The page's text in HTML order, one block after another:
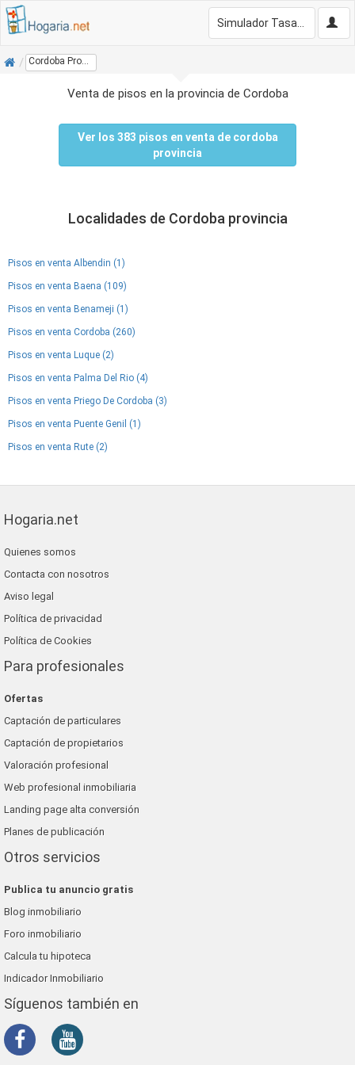
Inicio
Venta de pisos en la provincia de Cordoba
Ver los 383 pisos en venta de cordoba
provincia
Localidades de Cordoba provincia
Pisos en venta Albendin (1)
Pisos en venta Baena (109)
Pisos en venta Benameji (1)
Pisos en venta Cordoba (260)
Pisos en venta Luque (2)
Pisos en venta Palma Del Rio (4)
Pisos en venta Priego De Cordoba (3)
Pisos en venta Puente Genil (1)
Pisos en venta Rute (2)
Hogaria.net
Quienes somos
Contacta con nosotros
Aviso legal
Política de privacidad
Política de Cookies
Para profesionales
Ofertas
Captación de particulares
Captación de propietarios
Valoración profesional
Web profesional inmobiliaria
Landing page alta conversión
Planes de publicación
Otros servicios
Publica tu anuncio gratis
Blog inmobiliario
Foro inmobiliario
Calcula tu hipoteca
Indicador Inmobiliario
Síguenos también en